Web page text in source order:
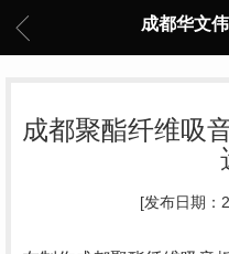
成都华文
成都聚酯纤维吸
[发布日期：